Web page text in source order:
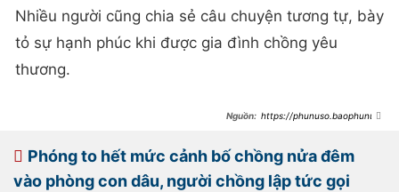
Nhiều người cũng chia sẻ câu chuyện tương tự, bày
tỏ sự hạnh phúc khi được gia đình chồng yêu
thương.
https://phunuso.baophunuth
ca-hai-vao-thang-hot-search-
193250418115430955.htm
Phóng to hết mức cảnh bố chồng nửa đêm
vào phòng con dâu, người chồng lập tức gọi